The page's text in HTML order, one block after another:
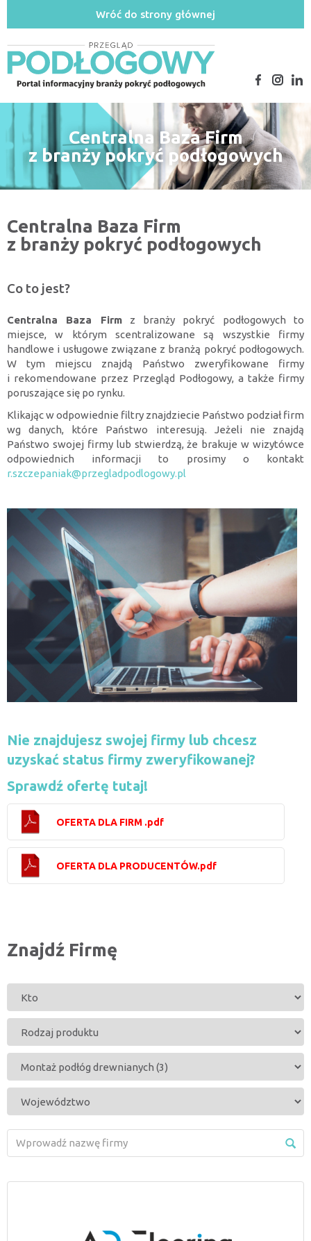
Wróć do strony głównej
Centralna Baza Firm
z branży pokryć podłogowych
Centralna Baza Firm
z branży pokryć podłogowych
Co to jest?
Centralna Baza Firmz branży pokryć podłogowych to
miejsce, w którym scentralizowane są wszystkie firmy
handlowe i usługowe związane z branżą pokryć podłogowych.
W tym miejscu znajdą Państwo zweryfikowane firmy
i rekomendowane przez Przegląd Podłogowy, a także firmy
poruszające się po rynku.
Klikając w odpowiednie filtry znajdziecie Państwo podział firm
wg danych, które Państwo interesują. Jeżeli nie znajdą
Państwo swojej firmy lub stwierdzą, że brakuje w wizytówce
odpowiednich informacji to prosimy o kontakt
r.szczepaniak@przegladpodlogowy.pl
Nie znajdujesz swojej firmy lub chcesz
uzyskać status firmy zweryfikowanej?
Sprawdź ofertę tutaj!
OFERTA DLA FIRM .pdf
OFERTA DLA PRODUCENTÓW.pdf
Znajdź Firmę